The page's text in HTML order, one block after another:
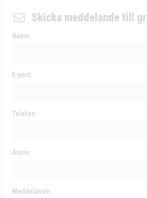
Skicka meddelande till
Namn:
E-post:
Telefon:
Ämne:
Meddelande: